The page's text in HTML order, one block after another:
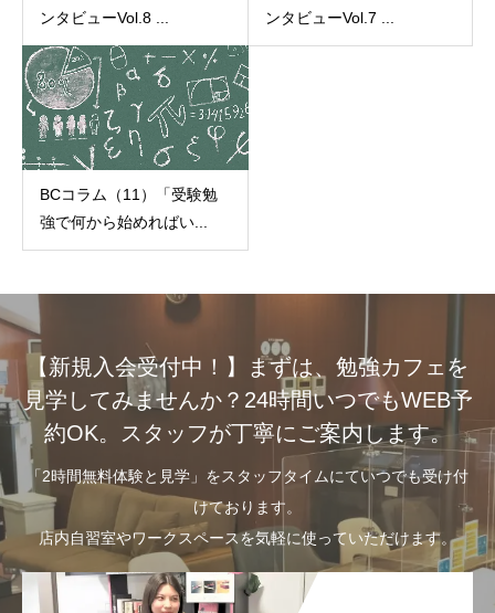
ンタビューVol.8 ...
ンタビューVol.7 ...
BCコラム（11）「受験勉
強で何から始めればい...
【新規入会受付中！】まずは、勉強カフェを
見学してみませんか？24時間いつでもWEB予
約OK。スタッフが丁寧にご案内します。
「2時間無料体験と見学」をスタッフタイムにていつでも受け付
けております。
店内自習室やワークスペースを気軽に使っていただけます。